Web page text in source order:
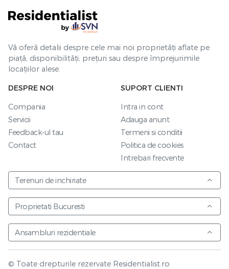
Vă oferă detalii despre cele mai noi proprietăți aflate pe
piață, disponibilități, prețuri sau despre împrejurimile
locațiilor alese.
DESPRE NOI
Compania
Servicii
Feedback-ul tau
Contact
SUPORT CLIENTI
Intra in cont
Adauga anunt
Termeni si conditii
Politica de cookies
Intrebari frecvente
Terenuri de inchiriate
Proprietati Bucuresti
Ansambluri rezidentiale
© Toate drepturile rezervate Residentialist.ro